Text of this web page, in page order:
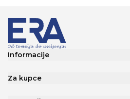
Informacije
Za kupce